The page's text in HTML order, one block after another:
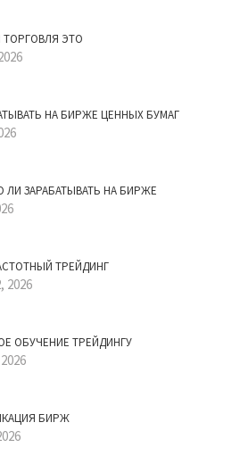
ЭТО
НА БИРЖЕ ЦЕННЫХ БУМАГ
ЗАРАБАТЫВАТЬ НА БИРЖЕ
ТРЕЙДИНГ
2026
ОБУЧЕНИЕ ТРЕЙДИНГУ
БИРЖ